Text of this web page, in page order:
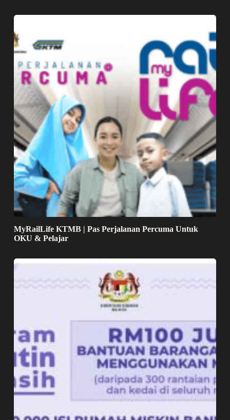
MyRailLife KTMB | Pas Perjalanan Percuma Untuk
OKU & Pelajar